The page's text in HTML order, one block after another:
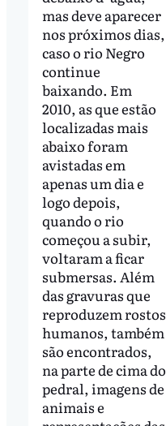
mas deve aparecer
nos próximos dias,
caso o rio Negro
continue
baixando. Em
2010, as que estão
localizadas mais
abaixo foram
avistadas em
apenas um dia e
logo depois,
quando o rio
começou a subir,
voltaram a ficar
submersas. Além
das gravuras que
reproduzem rostos
humanos, também
são encontrados,
na parte de cima do
pedral, imagens de
animais e